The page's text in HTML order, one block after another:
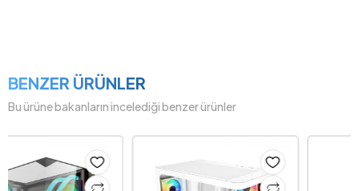
BENZER ÜRÜNLER
Bu ürüne bakanların incelediği benzer ürünler